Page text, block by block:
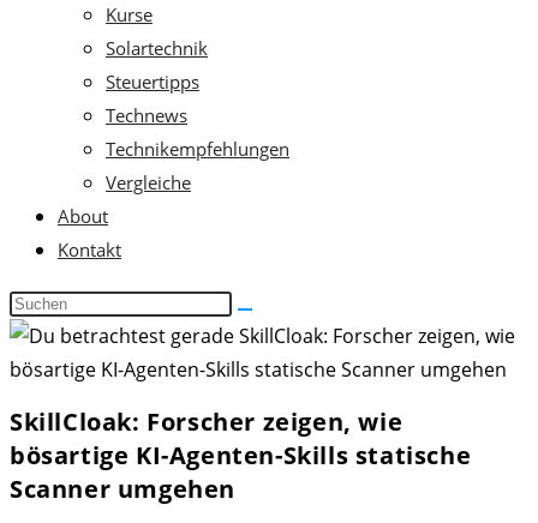
Kurse
Solartechnik
Steuertipps
Technews
Technikempfehlungen
Vergleiche
About
Kontakt
Diese
Website
durchsuchen
SkillCloak: Forscher zeigen, wie
bösartige KI-Agenten-Skills statische
Scanner umgehen